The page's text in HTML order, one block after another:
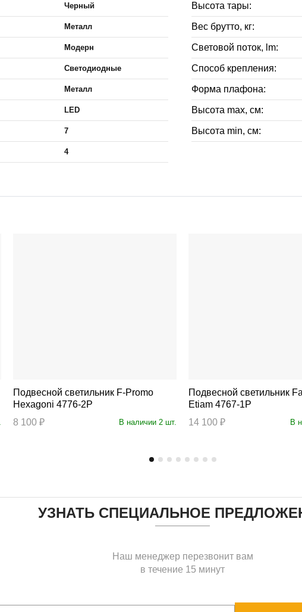
Черный
Металл
Модерн
Светодиодные
Металл
LED
7
4
Высота тары:
Вес брутто, кг:
Световой поток, lm:
Способ крепления:
Форма плафона:
Высота max, см:
Высота min, см:
Подвесной светильник F-Promo
Hexagoni 4776-2P
8 100 ₽
В наличии 2 шт.
Подвесной светильник Favourite
Etiam 4767-1P
14 100 ₽
В
УЗНАТЬ СПЕЦИАЛЬНОЕ
Наш менеджер перезвонит вам
в течение 15 минут